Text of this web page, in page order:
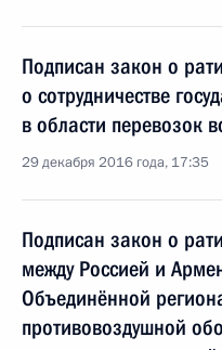
Подписан закон о
о сотрудничестве
в области перевозок
29 декабря 2016 года, 17:35
Подписан закон о
между Россией и
Объединённой
противовоздушной